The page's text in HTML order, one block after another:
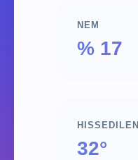
NEM
% 17
HISSEDILEN
32°